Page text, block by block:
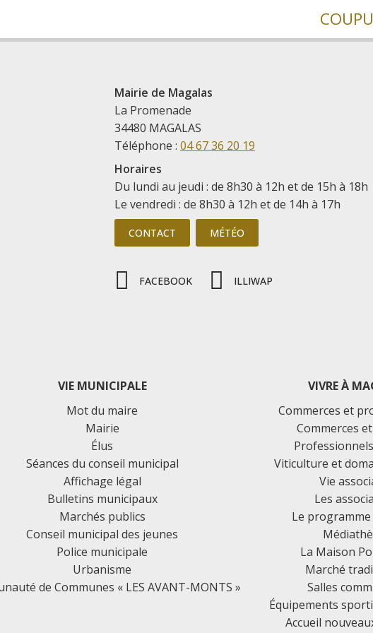
Mairie de Magalas
La Promenade
34480 MAGALAS
Téléphone : 04 67 36 20 19
Horaires
Du lundi au jeudi : de 8h30 à 12h et de 15h à 18h
Le vendredi : de 8h30 à 12h et de 14h à 17h
CONTACT MÉTÉO
FACEBOOK ILLIWAP
VIE MUNICIPALE
Mot du maire
Mairie
Élus
Séances du conseil municipal
Affichage légal
Bulletins municipaux
Marchés publics
Conseil municipal des jeunes
Police municipale
Urbanisme
de Communes « LES AVANT-MONTS »
VIVRE À
Commerces et
Commerces
Viticulture et
Vie
Les
Le
La Maison
Marché
Salles
Équipements
Accueil